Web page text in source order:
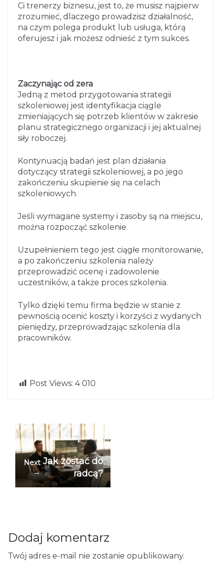
Ci trenerzy biznesu, jest to, że musisz najpierw
zrozumieć, dlaczego prowadzisz działalność,
na czym polega produkt lub usługa, którą
oferujesz i jak możesz odnieść z tym sukces.
Zaczynając od zera
Jedną z metod przygotowania strategii
szkoleniowej jest identyfikacja ciągle
zmieniających się potrzeb klientów w zakresie
planu strategicznego organizacji i jej aktualnej
siły roboczej.
Kontynuacją badań jest plan działania
dotyczący strategii szkoleniowej, a po jego
zakończeniu skupienie się na celach
szkoleniowych.
Jeśli wymagane systemy i zasoby są na miejscu,
można rozpocząć szkolenie.
Uzupełnieniem tego jest ciągłe monitorowanie,
a po zakończeniu szkolenia należy
przeprowadzić ocenę i zadowolenie
uczestników, a także proces szkolenia.
Tylko dzięki temu firma będzie w stanie z
pewnością ocenić koszty i korzyści z wydanych
pieniędzy, przeprowadzając szkolenia dla
pracowników.
Post Views: 4 010
evnikacyjne są wa
Next
→
Jak zostać do
radcą?
Dodaj komentarz
Twój adres e-mail nie zostanie opublikowany.